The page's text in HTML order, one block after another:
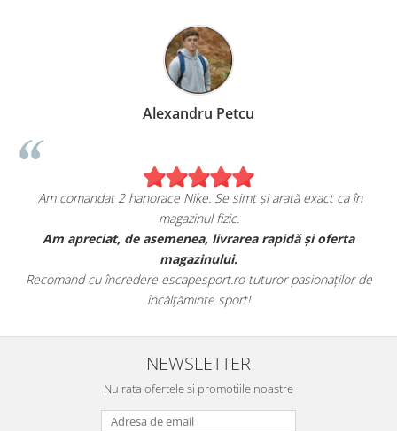
Alexandru Petcu
Am comandat 2 hanorace Nike. Se simt și arată exact ca în
magazinul fizic.
Am apreciat, de asemenea, livrarea rapidă și oferta
magazinului.
Recomand cu încredere escapesport.ro tuturor pasionaților de
încălțăminte sport!
NEWSLETTER
Nu rata ofertele si promotiile noastre